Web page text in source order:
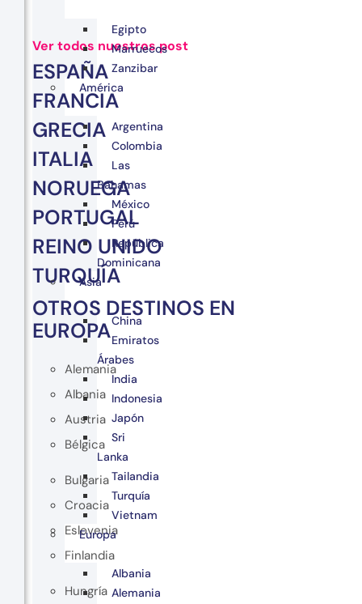
Ver todos nuestros post
ESPAÑA
FRANCIA
GRECIA
ITALIA
NORUEGA
PORTUGAL
REINO UNIDO
TURQUÍA
OTROS DESTINOS EN
EUROPA
Alemania
Albania
Austria
Bélgica
Bulgaria
Croacia
Eslovenia
Finlandia
Hungría
Egipto
Marruecos
Zanzibar
América
Argentina
Colombia
Las
Bahamas
México
Perú
República
Dominicana
Asia
China
Emiratos
Árabes
India
Indonesia
Japón
Sri
Lanka
Tailandia
Turquía
Vietnam
Europa
Albania
Alemania